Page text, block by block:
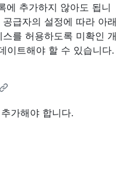
에 추가하지 않아도 됩니
급자의 설정에 따라 아래
를 허용하도록 미확인 개
이트해야 할 수 있습니다.
가해야 합니다.